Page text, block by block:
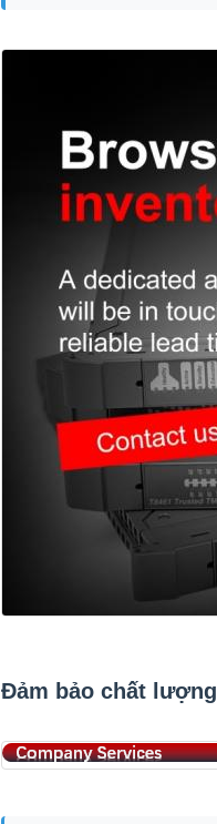
Đảm bảo chất lượng